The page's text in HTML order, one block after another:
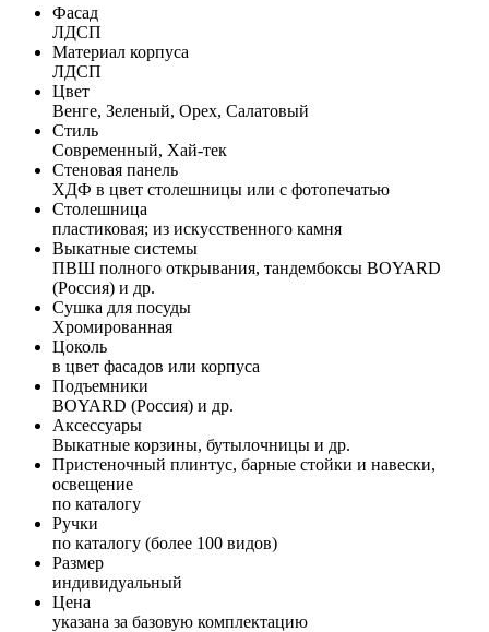
Фасад
ЛДСП
Материал корпуса
ЛДСП
Цвет
Венге, Зеленый, Орех, Салатовый
Стиль
Современный, Хай-тек
Стеновая панель
ХДФ в цвет столешницы или с фотопечатью
Столешница
пластиковая; из искусственного камня
Выкатные системы
ПВШ полного открывания, тандембоксы BOYARD
(Россия) и др.
Сушка для посуды
Хромированная
Цоколь
в цвет фасадов или корпуса
Подъемники
BOYARD (Россия) и др.
Аксессуары
Выкатные корзины, бутылочницы и др.
Пристеночный плинтус, барные стойки и навески,
освещение
по каталогу
Ручки
по каталогу (более 100 видов)
Размер
индивидуальный
Цена
указана за базовую комплектацию